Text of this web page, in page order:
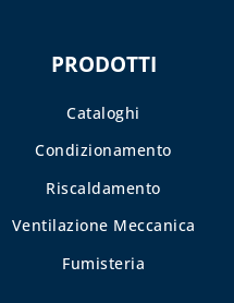
PRODOTTI
Cataloghi
Condizionamento
Riscaldamento
Ventilazione Meccanica
Fumisteria